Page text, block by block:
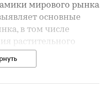
мирового рынка
основные
в том числе
растительного
оценки